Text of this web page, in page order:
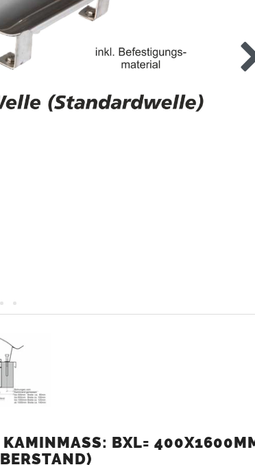
BXL= 400X1600MM